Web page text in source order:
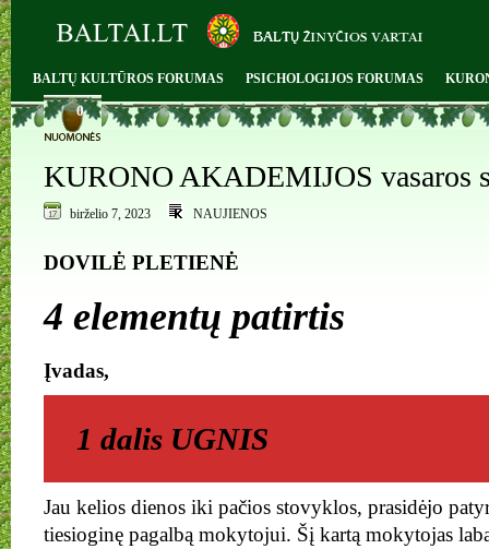
BALTŲ KULTŪROS FORUMAS PSICHOLOGIJOS FORUMAS
0
KURONO AKADEMIJOS vasaros
birželio 7, 2023 NAUJIENOS
DOVILĖ PLETIENĖ
4 elementų patirtis
Įvadas,
1 dalis UGNIS
Jau kelios dienos iki pačios stovyklos, prasidėjo
tiesioginę pagalbą mokytojui. Šį kartą mokytojas